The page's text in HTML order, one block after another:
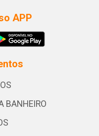
APP
BANHEIRO